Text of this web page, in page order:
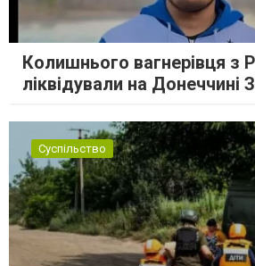
Колишнього вагнерівця з
ліквідували на Донеччині
Суспільство